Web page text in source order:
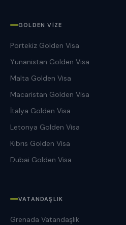
GOLDEN VIZE
Portekiz Golden Visa
Yunanistan Golden Visa
Malta Golden Visa
Macaristan Golden Visa
İtalya Golden Visa
Letonya Golden Visa
Kıbrıs Golden Visa
Dubai Golden Visa
VATANDAŞLIK
Grenada Vatandaşlık